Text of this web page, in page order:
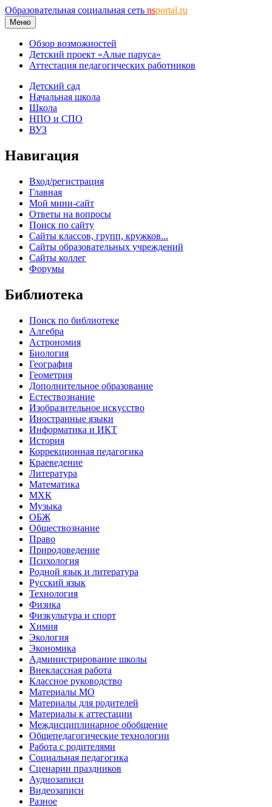
Образовательная социальная сеть nsportal.ru
Меню
Обзор возможностей
Детский проект «Алые паруса»
Аттестация педагогических работников
Детский сад
Начальная школа
Школа
НПО и СПО
ВУЗ
Навигация
Вход/регистрация
Главная
Мой мини-сайт
Ответы на вопросы
Поиск по сайту
Сайты классов, групп, кружков...
Сайты образовательных учреждений
Сайты коллег
Форумы
Библиотека
Поиск по библиотеке
Алгебра
Астрономия
Биология
География
Геометрия
Дополнительное образование
Естествознание
Изобразительное искусство
Иностранные языки
Информатика и ИКТ
История
Коррекционная педагогика
Краеведение
Литература
Математика
МХК
Музыка
ОБЖ
Обществознание
Право
Природоведение
Психология
Родной язык и литература
Русский язык
Технология
Физика
Физкультура и спорт
Химия
Экология
Экономика
Администрирование школы
Внеклассная работа
Классное руководство
Материалы МО
Материалы для родителей
Материалы к аттестации
Междисциплинарное обобщение
Общепедагогические технологии
Работа с родителями
Социальная педагогика
Сценарии праздников
Аудиозаписи
Видеозаписи
Разное